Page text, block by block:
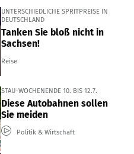
UNTERSCHIEDLICHE SPRITPREISE IN
DEUTSCHLAND
Tanken Sie bloß nicht in
Sachsen!
Reise
STAU-WOCHENENDE 10. BIS 12.7.
Diese Autobahnen sollen
Sie meiden
Politik & Wirtschaft